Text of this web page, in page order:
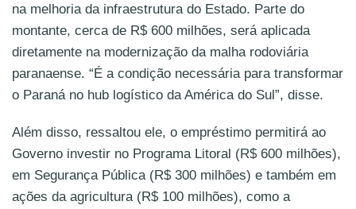
na melhoria da infraestrutura do Estado. Parte do
montante, cerca de R$ 600 milhões, será aplicada
diretamente na modernização da malha rodoviária
paranaense. “É a condição necessária para transformar
o Paraná no hub logístico da América do Sul”, disse.
Além disso, ressaltou ele, o empréstimo permitirá ao
Governo investir no Programa Litoral (R$ 600 milhões),
em Segurança Pública (R$ 300 milhões) e também em
ações da agricultura (R$ 100 milhões), como a